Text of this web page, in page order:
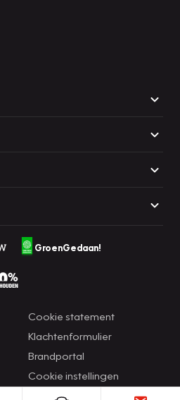
GroenGedaan!
Cookie statement
Klachtenformulier
Brandportal
Cookie instellingen